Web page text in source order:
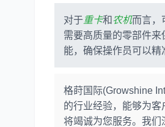
对于重卡和农机而言，
需要高质量的零部件
能，确保操作员可以精
格莳国际(Growshine
的行业经验，能够为客
将竭诚为您服务。我们